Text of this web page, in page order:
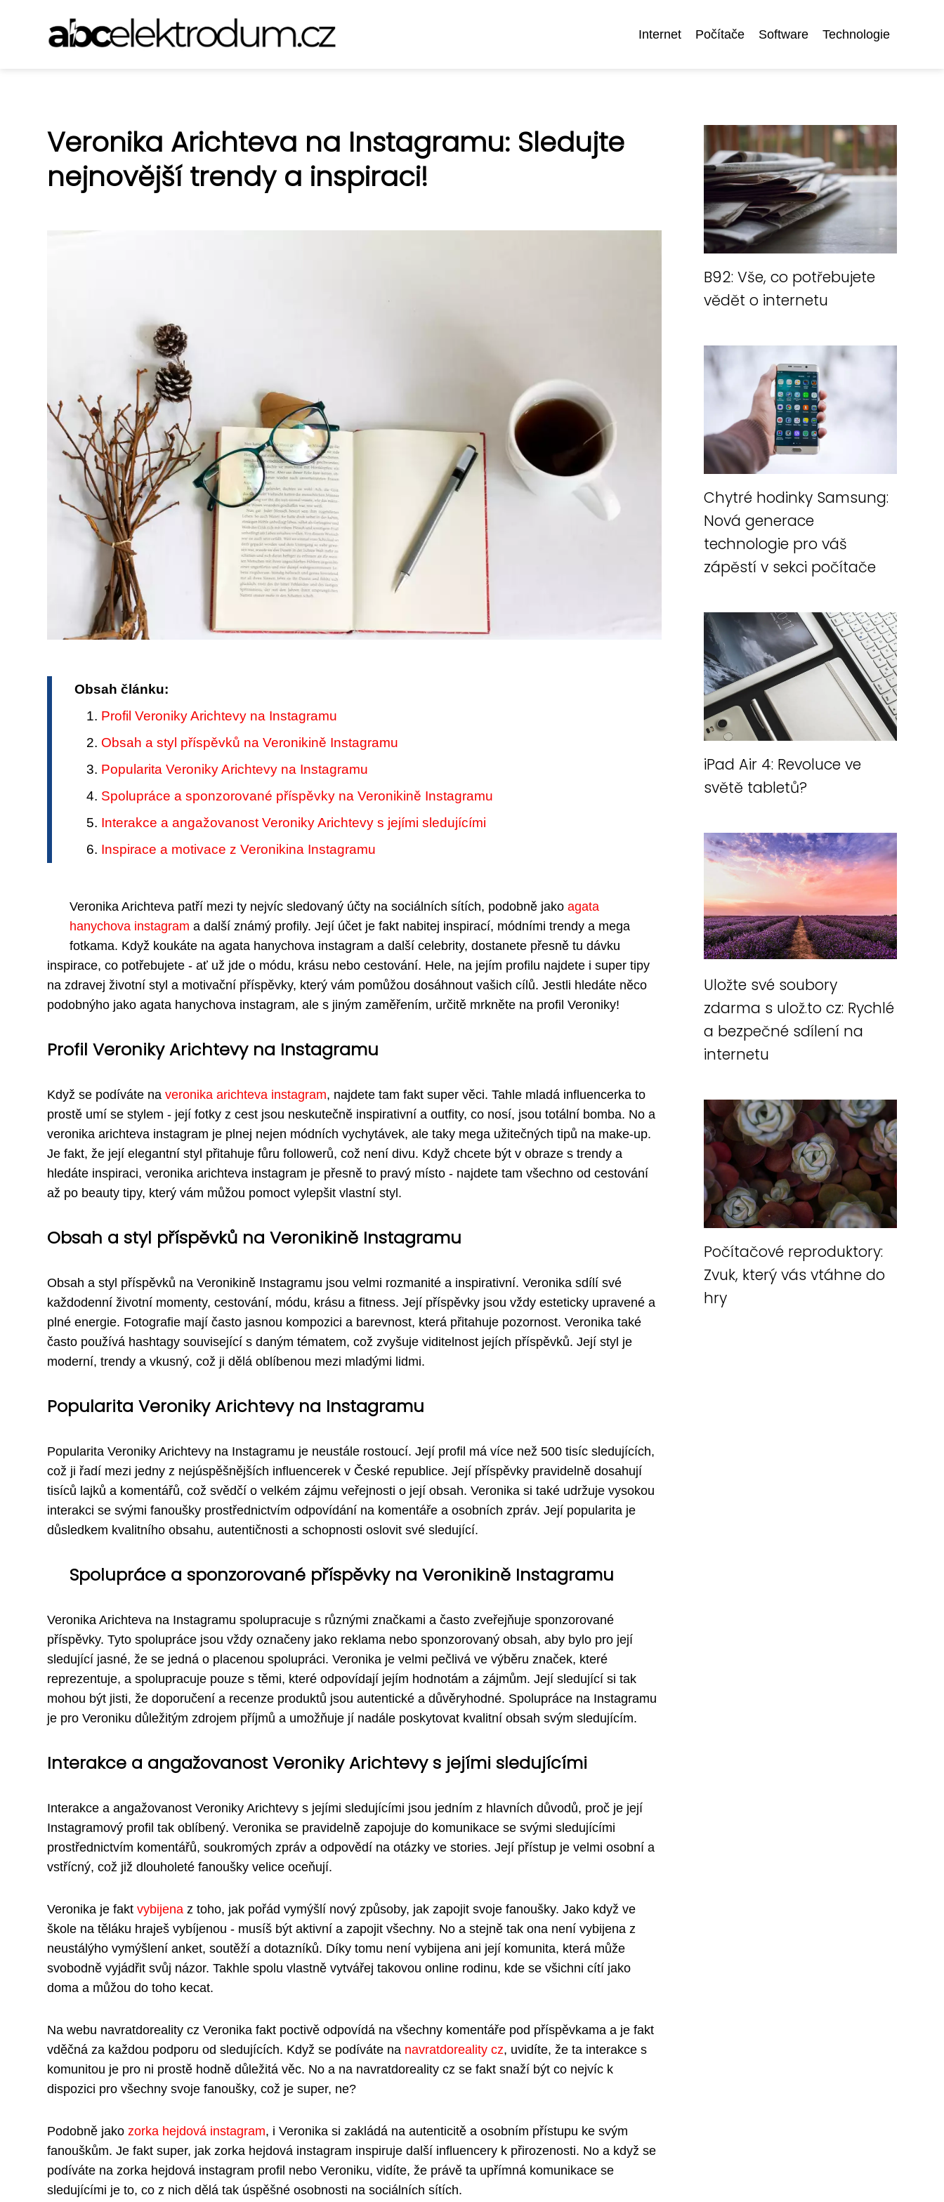
Internet Počítače Software Technologie
Veronika Arichteva na Instagramu: Sledujte
nejnovější trendy a inspiraci!
Obsah článku:
Profil Veroniky Arichtevy na Instagramu
Obsah a styl příspěvků na Veronikině Instagramu
Popularita Veroniky Arichtevy na Instagramu
Spolupráce a sponzorované příspěvky na Veronikině Instagramu
Interakce a angažovanost Veroniky Arichtevy s jejími sledujícími
Inspirace a motivace z Veronikina Instagramu
Veronika Arichteva patří mezi ty nejvíc sledovaný účty na sociálních sítích, podobně jako agata
hanychova instagram a další známý profily. Její účet je fakt nabitej inspirací, módními trendy a mega
fotkama. Když koukáte na agata hanychova instagram a další celebrity, dostanete přesně tu dávku
inspirace, co potřebujete - ať už jde o módu, krásu nebo cestování. Hele, na jejím profilu najdete i super tipy
na zdravej životní styl a motivační příspěvky, který vám pomůžou dosáhnout vašich cílů. Jestli hledáte něco
podobnýho jako agata hanychova instagram, ale s jiným zaměřením, určitě mrkněte na profil Veroniky!
Profil Veroniky Arichtevy na Instagramu
Když se podíváte na veronika arichteva instagram, najdete tam fakt super věci. Tahle mladá influencerka to
prostě umí se stylem - její fotky z cest jsou neskutečně inspirativní a outfity, co nosí, jsou totální bomba. No a
veronika arichteva instagram je plnej nejen módních vychytávek, ale taky mega užitečných tipů na make-up.
Je fakt, že její elegantní styl přitahuje fůru followerů, což není divu. Když chcete být v obraze s trendy a
hledáte inspiraci, veronika arichteva instagram je přesně to pravý místo - najdete tam všechno od cestování
až po beauty tipy, který vám můžou pomoct vylepšit vlastní styl.
Obsah a styl příspěvků na Veronikině Instagramu
Obsah a styl příspěvků na Veronikině Instagramu jsou velmi rozmanité a inspirativní. Veronika sdílí své
každodenní životní momenty, cestování, módu, krásu a fitness. Její příspěvky jsou vždy esteticky upravené a
plné energie. Fotografie mají často jasnou kompozici a barevnost, která přitahuje pozornost. Veronika také
často používá hashtagy související s daným tématem, což zvyšuje viditelnost jejích příspěvků. Její styl je
moderní, trendy a vkusný, což ji dělá oblíbenou mezi mladými lidmi.
Popularita Veroniky Arichtevy na Instagramu
Popularita Veroniky Arichtevy na Instagramu je neustále rostoucí. Její profil má více než 500 tisíc sledujících,
což ji řadí mezi jedny z nejúspěšnějších influencerek v České republice. Její příspěvky pravidelně dosahují
tisíců lajků a komentářů, což svědčí o velkém zájmu veřejnosti o její obsah. Veronika si také udržuje vysokou
interakci se svými fanoušky prostřednictvím odpovídání na komentáře a osobních zpráv. Její popularita je
důsledkem kvalitního obsahu, autentičnosti a schopnosti oslovit své sledující.
Spolupráce a sponzorované příspěvky na Veronikině Instagramu
Veronika Arichteva na Instagramu spolupracuje s různými značkami a často zveřejňuje sponzorované
příspěvky. Tyto spolupráce jsou vždy označeny jako reklama nebo sponzorovaný obsah, aby bylo pro její
sledující jasné, že se jedná o placenou spolupráci. Veronika je velmi pečlivá ve výběru značek, které
reprezentuje, a spolupracuje pouze s těmi, které odpovídají jejím hodnotám a zájmům. Její sledující si tak
mohou být jisti, že doporučení a recenze produktů jsou autentické a důvěryhodné. Spolupráce na Instagramu
je pro Veroniku důležitým zdrojem příjmů a umožňuje jí nadále poskytovat kvalitní obsah svým sledujícím.
Interakce a angažovanost Veroniky Arichtevy s jejími sledujícími
Interakce a angažovanost Veroniky Arichtevy s jejími sledujícími jsou jedním z hlavních důvodů, proč je její
Instagramový profil tak oblíbený. Veronika se pravidelně zapojuje do komunikace se svými sledujícími
prostřednictvím komentářů, soukromých zpráv a odpovědí na otázky ve stories. Její přístup je velmi osobní a
vstřícný, což již dlouholeté fanoušky velice oceňují.
Veronika je fakt vybijena z toho, jak pořád vymýšlí nový způsoby, jak zapojit svoje fanoušky. Jako když ve
škole na těláku hraješ vybíjenou - musíš být aktivní a zapojit všechny. No a stejně tak ona není vybijena z
neustálýho vymýšlení anket, soutěží a dotazníků. Díky tomu není vybijena ani její komunita, která může
svobodně vyjádřit svůj názor. Takhle spolu vlastně vytvářej takovou online rodinu, kde se všichni cítí jako
doma a můžou do toho kecat.
Na webu navratdoreality cz Veronika fakt poctivě odpovídá na všechny komentáře pod příspěvkama a je fakt
vděčná za každou podporu od sledujících. Když se podíváte na navratdoreality cz, uvidíte, že ta interakce s
komunitou je pro ni prostě hodně důležitá věc. No a na navratdoreality cz se fakt snaží být co nejvíc k
dispozici pro všechny svoje fanoušky, což je super, ne?
Podobně jako zorka hejdová instagram, i Veronika si zakládá na autenticitě a osobním přístupu ke svým
fanouškům. Je fakt super, jak zorka hejdová instagram inspiruje další influencery k přirozenosti. No a když se
podíváte na zorka hejdová instagram profil nebo Veroniku, vidíte, že právě ta upřímná komunikace se
sledujícími je to, co z nich dělá tak úspěšné osobnosti na sociálních sítích.
B92: Vše, co potřebujete
vědět o internetu
Chytré hodinky Samsung:
Nová generace
technologie pro váš
zápěstí v sekci počítače
iPad Air 4: Revoluce ve
světě tabletů?
Uložte své soubory
zdarma s ulož.to cz: Rychlé
a bezpečné sdílení na
internetu
Počítačové reproduktory:
Zvuk, který vás vtáhne do
hry